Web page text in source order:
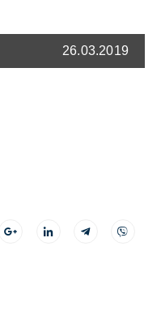
26.03.2019